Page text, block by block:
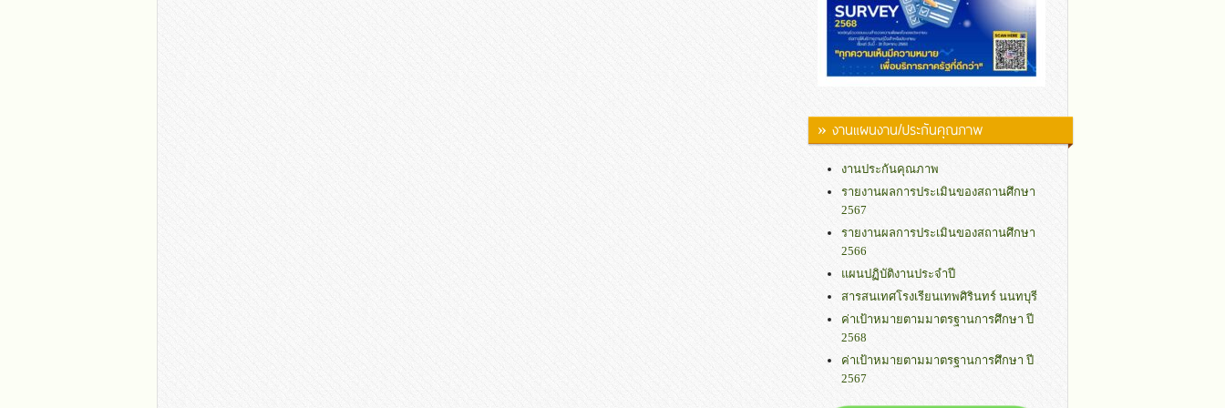
» งานแผนงาน/ประกันคุณภาพ
งานประกันคุณภาพ
รายงานผลการประเมินของสถานศึกษา
2567
รายงานผลการประเมินของสถานศึกษา
2566
แผนปฏิบัติงานประจำปี
สารสนเทศโรงเรียนเทพศิรินทร์ นนทบุรี
ค่าเป้าหมายตามมาตรฐานการศึกษา ปี
2568
ค่าเป้าหมายตามมาตรฐานการศึกษา ปี
2567